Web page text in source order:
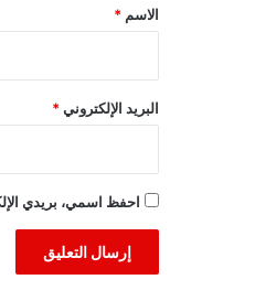
*
الاسم *
البريد الإلكتروني *
احفظ اسمي، بريدي